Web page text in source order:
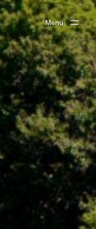
Menü